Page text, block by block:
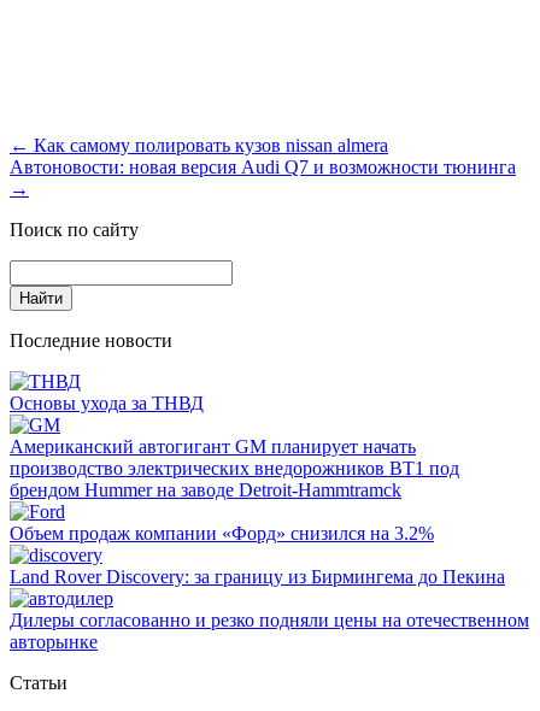
← Как самому полировать кузов nissan almera
Автоновости: новая версия Audi Q7 и возможности тюнинга
→
Поиск по сайту
Последние новости
Основы ухода за ТНВД
Американский автогигант GM планирует начать
производство электрических внедорожников BT1 под
брендом Hummer на заводе Detroit-Hammtramck
Объем продаж компании «Форд» снизился на 3.2%
Land Rover Dіscovery: за границу из Бирмингема до Пекина
Дилеры согласованно и резко подняли цены на отечественном
авторынке
Статьи